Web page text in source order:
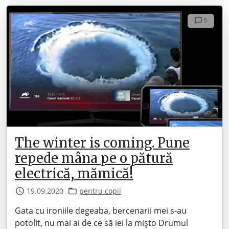
5
The winter is coming. Pune
repede mâna pe o pătură
electrică, mămică!
19.09.2020 pentru copii
Gata cu ironiile degeaba, bercenarii mei s-au
potolit, nu mai ai de ce să iei la mișto Drumul